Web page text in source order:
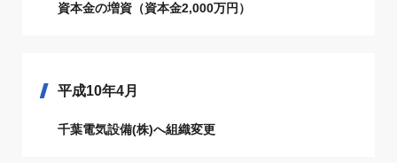
資本金の増資（資本金2,000万円）
平成10年4月
千葉電気設備(株)へ組織変更